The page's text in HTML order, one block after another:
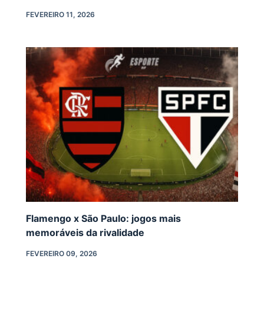
FEVEREIRO 11, 2026
Flamengo x São Paulo: jogos mais
memoráveis da rivalidade
FEVEREIRO 09, 2026